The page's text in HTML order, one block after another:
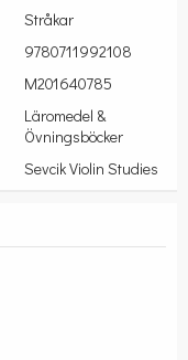
Stråkar
9780711992108
M201640785
Läromedel &
Övningsböcker
Sevcik Violin Studies